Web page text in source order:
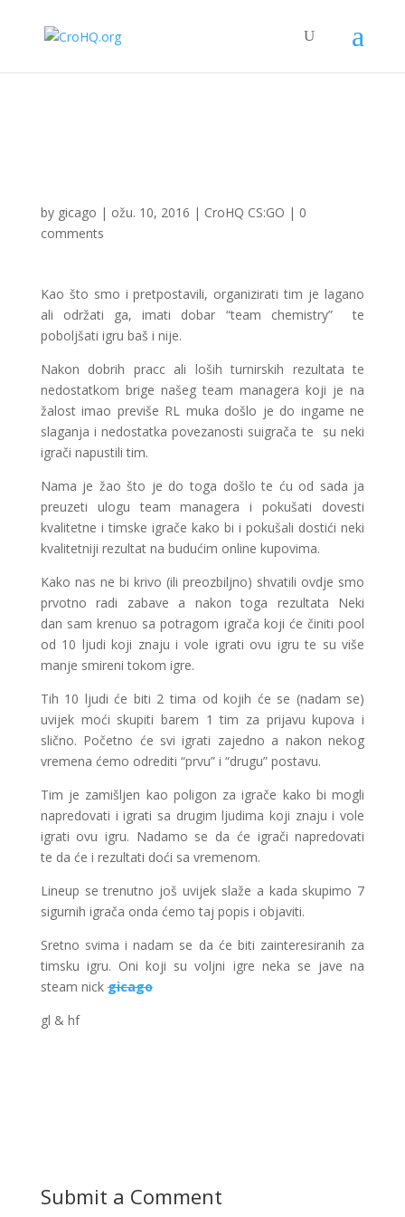
by gicago | ožu. 10, 2016 | CroHQ CS:GO | 0
comments
Kao što smo i pretpostavili, organizirati tim je lagano
ali održati ga, imati dobar “team chemistry” te
poboljšati igru baš i nije.
Nakon dobrih pracc ali loših turnirskih rezultata te
nedostatkom brige našeg team managera koji je na
žalost imao previše RL muka došlo je do ingame ne
slaganja i nedostatka povezanosti suigrača te su neki
igrači napustili tim.
Nama je žao što je do toga došlo te ću od sada ja
preuzeti ulogu team managera i pokušati dovesti
kvalitetne i timske igrače kako bi i pokušali dostići neki
kvalitetniji rezultat na budućim online kupovima.
Kako nas ne bi krivo (ili preozbiljno) shvatili ovdje smo
prvotno radi zabave a nakon toga rezultata Neki
dan sam krenuo sa potragom igrača koji će činiti pool
od 10 ljudi koji znaju i vole igrati ovu igru te su više
manje smireni tokom igre.
Tih 10 ljudi će biti 2 tima od kojih će se (nadam se)
uvijek moći skupiti barem 1 tim za prijavu kupova i
slično. Početno će svi igrati zajedno a nakon nekog
vremena ćemo odrediti “prvu” i “drugu” postavu.
Tim je zamišljen kao poligon za igrače kako bi mogli
napredovati i igrati sa drugim ljudima koji znaju i vole
igrati ovu igru. Nadamo se da će igrači napredovati
te da će i rezultati doći sa vremenom.
Lineup se trenutno još uvijek slaže a kada skupimo 7
sigurnih igrača onda ćemo taj popis i objaviti.
Sretno svima i nadam se da će biti zainteresiranih za
timsku igru. Oni koji su voljni igre neka se jave na
steam nickgicago
gl & hf
Submit a Comment